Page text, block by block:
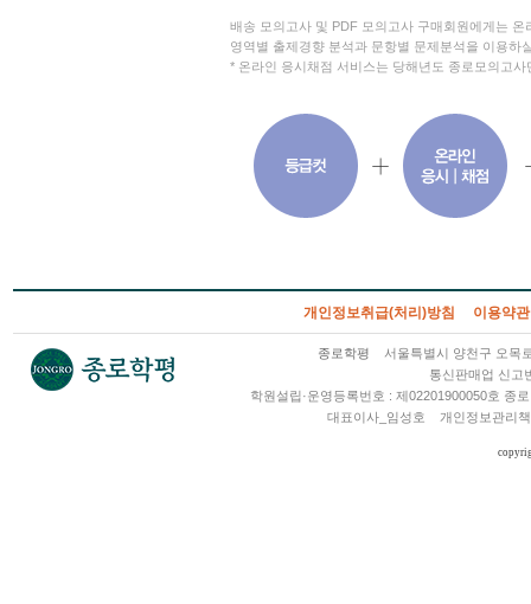
배송 모의고사 및 PDF 모의고사 구매회원에게는
영역별 출제경향 분석과 문항별 문제분석을 이용
* 온라인 응시채점 서비스는 당해년도 종로모의고사
개인정보취급(처리)방침 이용약관
종로학평
서울특별시 양천구 오목
통신판매업 신고
학원설립·운영등록번호 : 제02201900050호 종
대표이사_임성호
개인정보관리